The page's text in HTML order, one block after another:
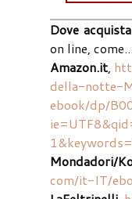
Dove
on line, come...
Amazon.it,
della-notte-
ebook/dp/
Mondadori/
com/it-IT/